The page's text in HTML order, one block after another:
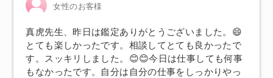
女性のお客様
真虎先生、昨日は鑑定ありがとうございました。😄
とても楽しかったです。相談してとても良かったで
す。スッキリしました。😊😊今日は仕事しても何事
もなかったです。自分は自分の仕事をしっかりやっ